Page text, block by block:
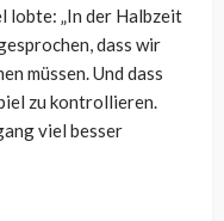
lobte: „In der Halbzeit
dass wir
müssen. Und dass
zu kontrollieren.
viel besser